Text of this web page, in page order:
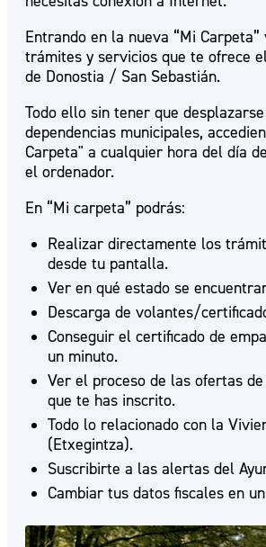
Entrando en la nueva “Mi
trámites y servicios que te ofrece
de Donostia / San Sebastián.
Todo ello sin tener que
dependencias municipales,
Carpeta" a cualquier hora del día
el ordenador.
En “Mi carpeta” podrás:
Realizar directamente los
desde tu pantalla.
Ver en qué estado se
Descarga de volantes/
Conseguir el certificado de
un minuto.
Ver el proceso de las ofertas
que te has inscrito.
Todo lo relacionado con la
(Etxegintza).
Suscribirte a las alertas del
Cambiar tus datos fiscales en